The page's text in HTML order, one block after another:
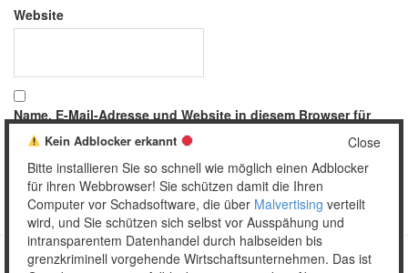
Website
Name, E-Mail-Adresse und Website in diesem Browser für
meinen nächsten Kommentar speichern.
Close
Kein Adblocker erkannt
Bitte installieren Sie so schnell wie möglich einen Adblocker
für ihren Webbrowser! Sie schützen damit die Ihren
Computer vor Schadsoftware, die über Malvertising verteilt
wird, und Sie schützen sich selbst vor Ausspähung und
intransparentem Datenhandel durch halbseiden bis
grenzkriminell vorgehende Wirtschaftsunternehmen. Das ist